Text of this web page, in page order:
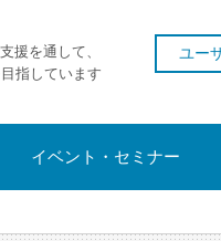
援を通して、
指しています
ユー
イベント・セミナー